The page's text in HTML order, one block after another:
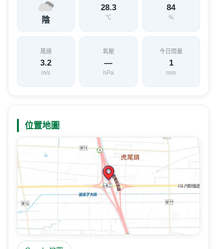
陰
28.3
℃
84
%
風速
3.2
m/s
氣壓
—
hPa
今日雨量
1
mm
位置地圖